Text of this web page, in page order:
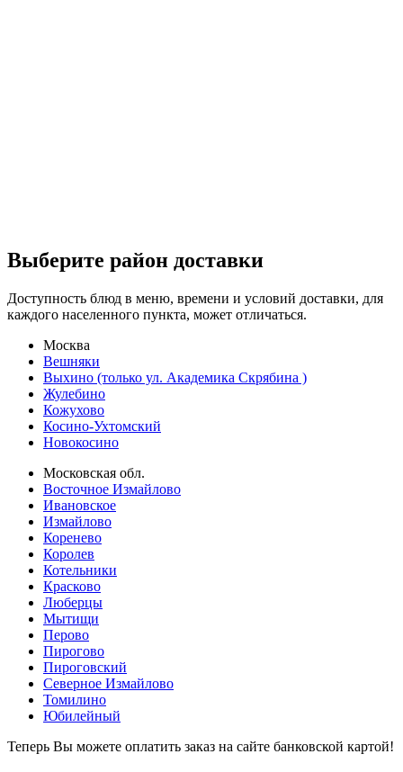
Выберите район доставки
Доступность блюд в меню, времени и условий доставки, для
каждого населенного пункта, может отличаться.
Москва
Вешняки
Выхино (только ул. Академика Скрябина )
Жулебино
Кожухово
Косино-Ухтомский
Новокосино
Московская обл.
Восточное Измайлово
Ивановское
Измайлово
Коренево
Королев
Котельники
Красково
Люберцы
Мытищи
Перово
Пирогово
Пироговский
Северное Измайлово
Томилино
Юбилейный
Теперь Вы можете оплатить заказ на сайте банковской картой!